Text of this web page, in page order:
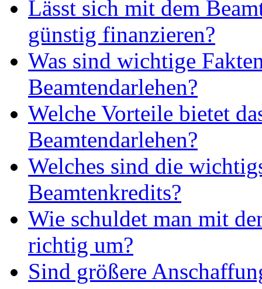
Lässt sich mit dem
günstig finanzieren?
Was sind wichtige
Beamtendarlehen?
Welche Vorteile bietet
Beamtendarlehen?
Welches sind die
Beamtenkredits?
Wie schuldet man mit
richtig um?
Sind größere